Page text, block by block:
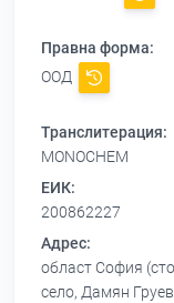
Правна форма:
ООД
Транслитерация:
MONOCHEM
ЕИК:
200862227
Адрес:
област София
село, Дамян